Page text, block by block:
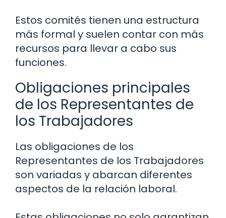
Estos comités tienen una estructura
más formal y suelen contar con más
recursos para llevar a cabo sus
funciones.
Obligaciones principales
de los Representantes de
los Trabajadores
Las obligaciones de los
Representantes de los Trabajadores
son variadas y abarcan diferentes
aspectos de la relación laboral.